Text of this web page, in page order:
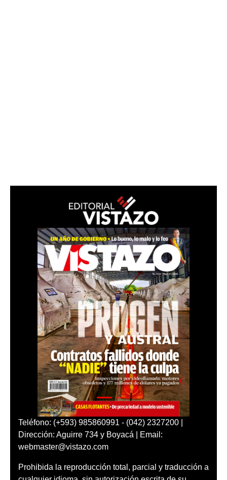
Teléfono: (+593) 985860991 - (042) 2327200 |
Dirección: Aguirre 734 y Boyacá | Email:
webmaster@vistazo.com
Prohibida la reproducción total, parcial y traducción a